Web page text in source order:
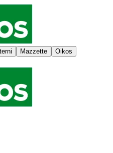
Mazzette Oikos